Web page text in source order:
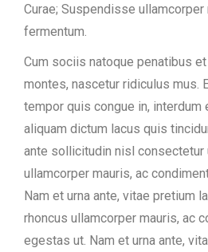
Curae; Suspendisse ullamcorper
fermentum.
Cum sociis natoque penatibus
montes, nascetur ridiculus mus.
tempor quis congue in, interdum
aliquam dictum lacus quis
ante sollicitudin nisl consectetur
ullamcorper mauris, ac
Nam et urna ante, vitae pretium
rhoncus ullamcorper mauris, ac
egestas ut. Nam et urna ante,